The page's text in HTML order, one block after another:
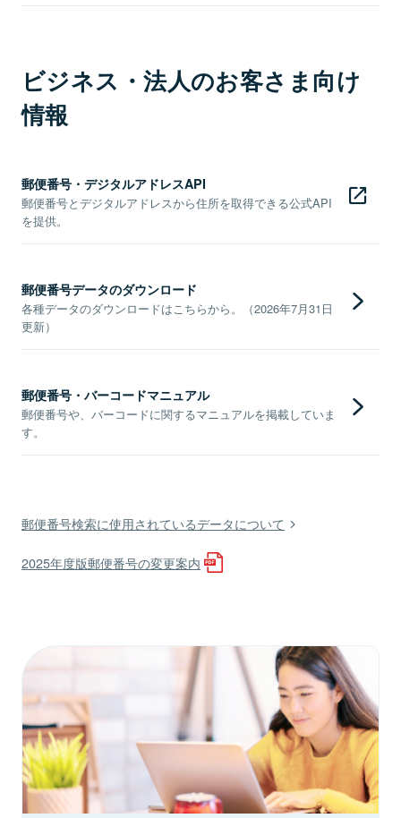
ビジネス・法人のお客さま向け
情報
郵便番号・デジタルアドレスAPI
郵便番号とデジタルアドレスから住所を取得できる公式API
を提供。
郵便番号データのダウンロード
各種データのダウンロードはこちらから。（2026年7月31日
更新）
郵便番号・バーコードマニュアル
郵便番号や、バーコードに関するマニュアルを掲載していま
す。
郵便番号検索に使用されているデータについて
2025年度版郵便番号の変更案内